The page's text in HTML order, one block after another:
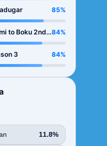
85%
to Boku 2nd
84%
3 84%
11.8%